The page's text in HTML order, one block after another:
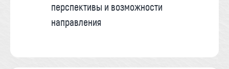
перспективы и возможности
направления